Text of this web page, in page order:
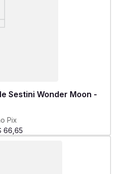
Sestini Wonder Moon -
Pix
66 65